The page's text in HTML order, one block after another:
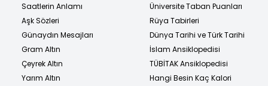
Saatlerin Anlamı
Aşk Sözleri
Günaydın Mesajları
Gram Altın
Çeyrek Altın
Yarım Altın
Üniversite Taban Puanları
Rüya Tabirleri
Dünya Tarihi ve Türk Tarihi
İslam Ansiklopedisi
TÜBİTAK Ansiklopedisi
Hangi Besin Kaç Kalori